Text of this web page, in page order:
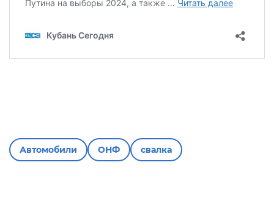
Автомобили ОНФ свалка